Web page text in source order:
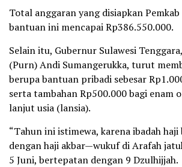
Total anggaran yang disiapkan
bantuan ini mencapai Rp386.550.000.
Selain itu, Gubernur Sulawesi
(Purn) Andi Sumangerukka, turut
berupa bantuan pribadi sebesar
serta tambahan Rp500.000 bagi enam
lanjut usia (lansia).
“Tahun ini istimewa, karena ibadah
dengan haji akbar—wukuf di Arafah
5 Juni, bertepatan dengan 9 Dzulhijjah.